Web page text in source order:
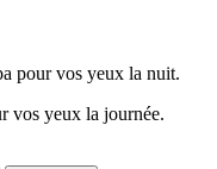
pour vos yeux la nuit.
vos yeux la journée.